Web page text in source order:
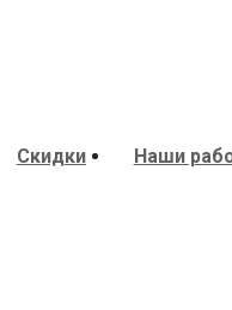
Скидки Наши